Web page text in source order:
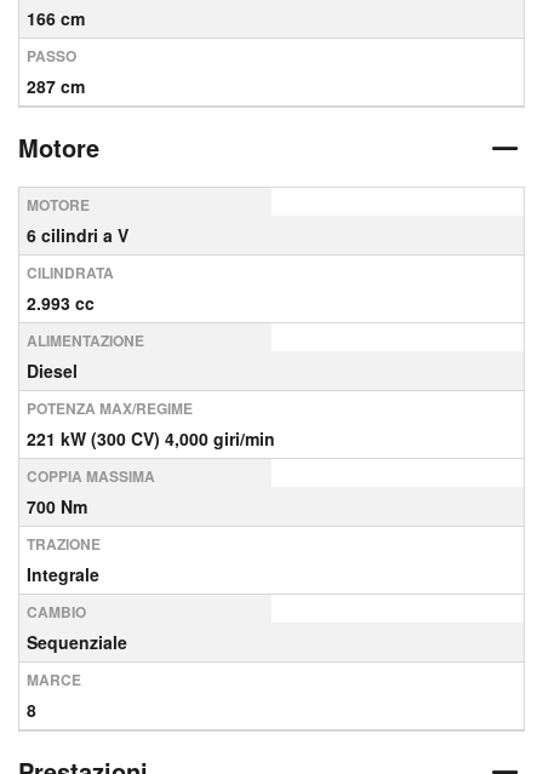
166 cm
PASSO
287 cm
Motore
MOTORE
6 cilindri a V
CILINDRATA
2.993 cc
ALIMENTAZIONE
Diesel
POTENZA MAX/REGIME
221 kW (300 CV) 4,000 giri/min
COPPIA MASSIMA
700 Nm
TRAZIONE
Integrale
CAMBIO
Sequenziale
MARCE
8